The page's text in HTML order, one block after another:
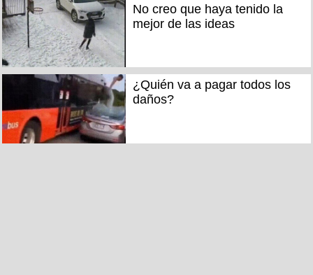
No creo que haya tenido la
mejor de las ideas
¿Quién va a pagar todos los
daños?